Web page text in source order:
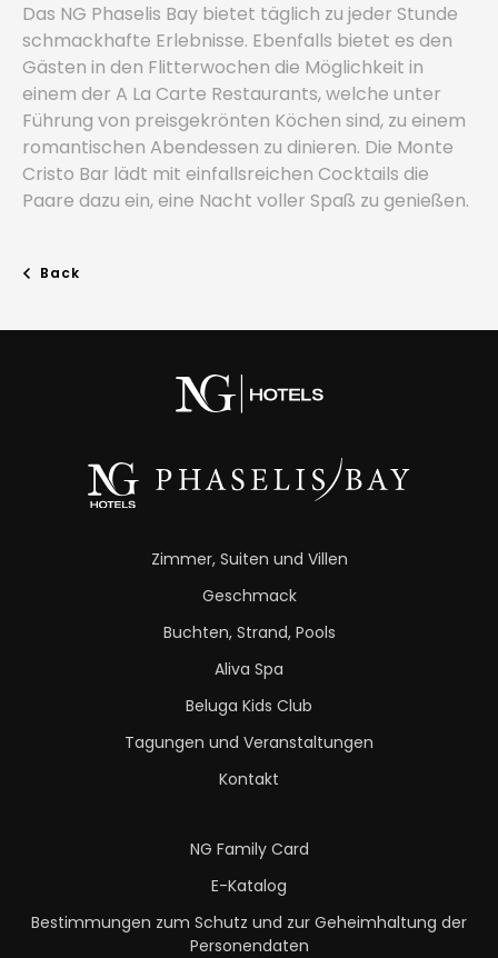
Das NG Phaselis Bay bietet täglich zu jeder Stunde
schmackhafte Erlebnisse. Ebenfalls bietet es den
Gästen in den Flitterwochen die Möglichkeit in
einem der A La Carte Restaurants, welche unter
Führung von preisgekrönten Köchen sind, zu einem
romantischen Abendessen zu dinieren. Die Monte
Cristo Bar lädt mit einfallsreichen Cocktails die
Paare dazu ein, eine Nacht voller Spaß zu genießen.
Back
Zimmer, Suiten und Villen
Geschmack
Buchten, Strand, Pools
Aliva Spa
Beluga Kids Club
Tagungen und Veranstaltungen
Kontakt
NG Family Card
E-Katalog
Bestimmungen zum Schutz und zur Geheimhaltung der
Personendaten